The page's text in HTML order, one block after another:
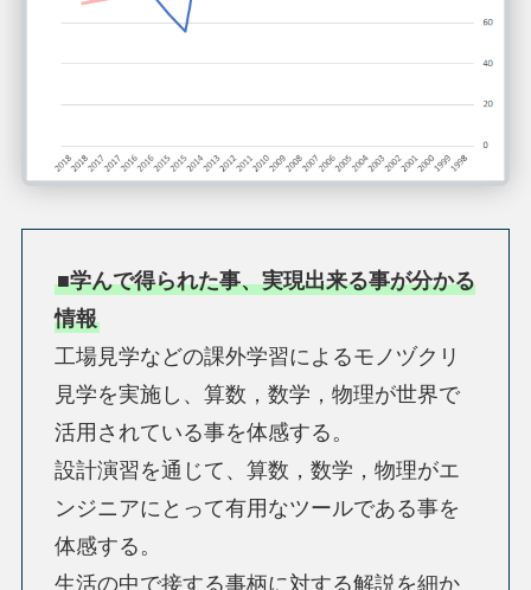
■学んで得られた事、実現出来る事が分かる
情報
工場見学などの課外学習によるモノヅクリ
見学を実施し、算数，数学，物理が世界で
活用されている事を体感する。
設計演習を通じて、算数，数学，物理がエ
ンジニアにとって有用なツールである事を
体感する。
生活の中で接する事柄に対する解説を細か